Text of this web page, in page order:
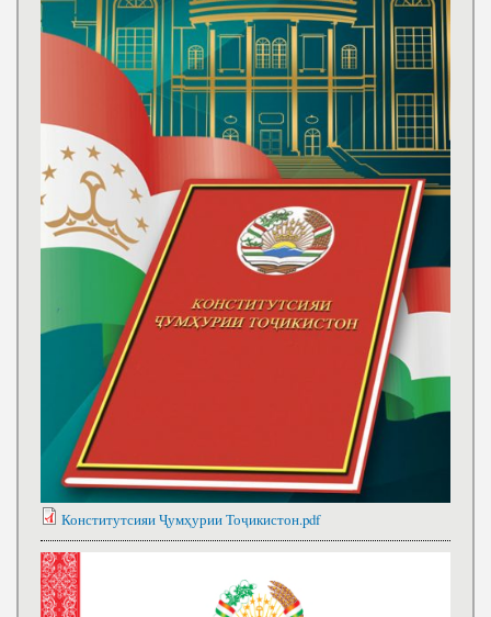
Конститутсияи Ҷумҳурии Тоҷикистон.pdf